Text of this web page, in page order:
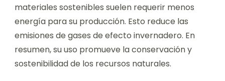
materiales sostenibles suelen requerir menos
energía para su producción. Esto reduce las
emisiones de gases de efecto invernadero. En
resumen, su uso promueve la conservación y
sostenibilidad de los recursos naturales.